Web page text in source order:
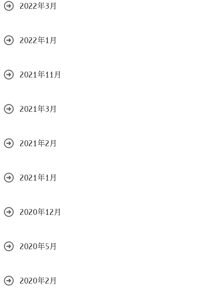
2022年3月
2022年1月
2021年11月
2021年3月
2021年2月
2021年1月
2020年12月
2020年5月
2020年2月